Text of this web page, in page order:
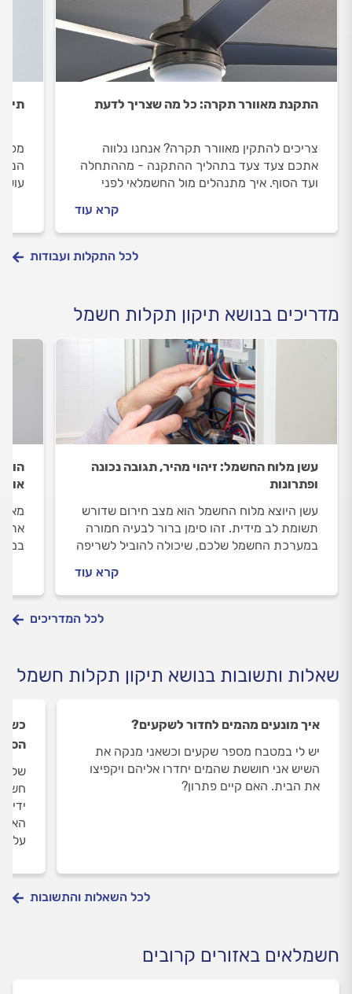
התקנת מאוורר תקרה: כל מה שצריך לדעת
צריכים להתקין מאוורר תקרה? אנחנו נלווה
אתכם צעד צעד בתהליך ההתקנה - מההתחלה
ועד הסוף. איך מתנהלים מול החשמלאי לפני
קרא עוד
לכל התקלות ועבודות
מדריכים בנושא תיקון תקלות חשמל
עשן מלוח החשמל: זיהוי מהיר, תגובה נכונה
ופתרונות
עשן היוצא מלוח החשמל הוא מצב חירום שדורש
תשומת לב מידית. זהו סימן ברור לבעיה חמורה
במערכת החשמל שלכם, שיכולה להוביל לשריפה
קרא עוד
הוא
או
את
לכל המדריכים
שאלות ותשובות בנושא תיקון תקלות חשמל
איך מונעים מהמים לחדור לשקעים?
יש לי במטבח מספר שקעים וכשאני מנקה את
השיש אני חוששת שהמים יחדרו אליהם ויקפיצו
את הבית. האם קיים פתרון?
האם
לכל השאלות והתשובות
חשמלאים באזורים קרובים